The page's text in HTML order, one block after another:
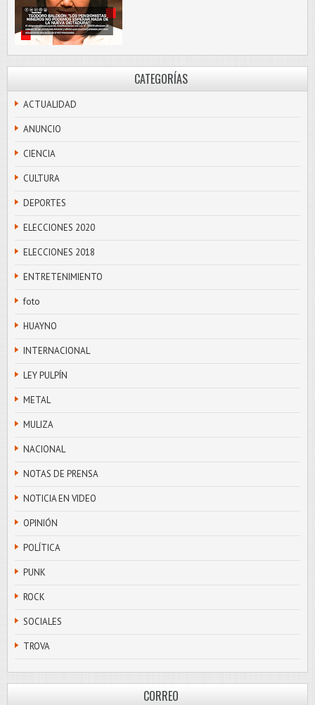
CATEGORÍAS
ACTUALIDAD
ANUNCIO
CIENCIA
CULTURA
DEPORTES
ELECCIONES 2020
ELECCIONES 2018
ENTRETENIMIENTO
foto
HUAYNO
INTERNACIONAL
LEY PULPÍN
METAL
MULIZA
NACIONAL
NOTAS DE PRENSA
NOTICIA EN VIDEO
OPINIÓN
POLÍTICA
PUNK
ROCK
SOCIALES
TROVA
CORREO